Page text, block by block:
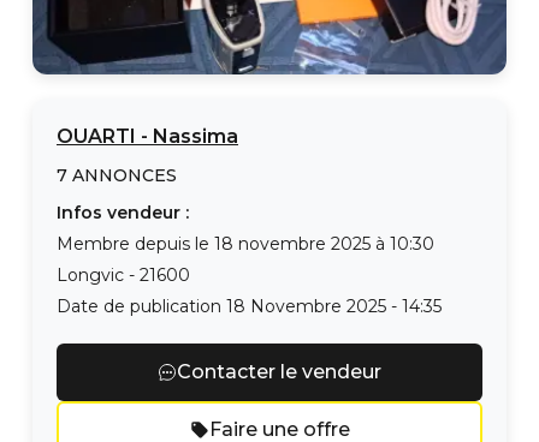
OUARTI - Nassima
7 ANNONCES
Infos vendeur :
Membre depuis le 18 novembre 2025 à 10:30
Longvic - 21600
Date de publication 18 Novembre 2025 - 14:35
Contacter le vendeur
Faire une offre